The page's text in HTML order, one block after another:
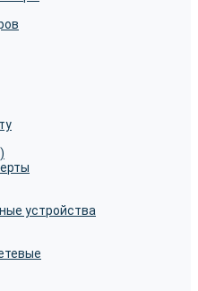
устройства